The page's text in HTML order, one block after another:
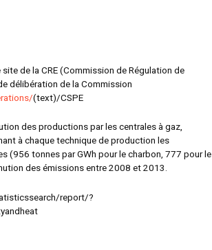
de la CRE (Commission de Régulation de
délibération de la Commission
(text)/CSPE
des productions par les centrales à gaz,
à chaque technique de production les
(956 tonnes par GWh pour le charbon, 777 pour le
des émissions entre 2008 et 2013.
report/?